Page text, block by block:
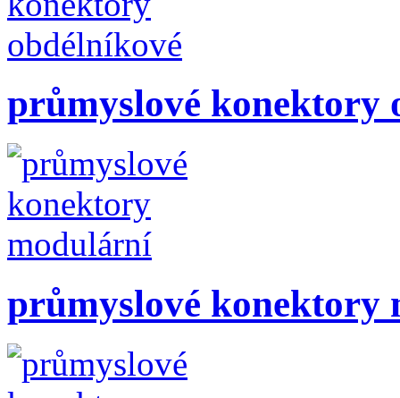
průmyslové konektory
průmyslové konektory